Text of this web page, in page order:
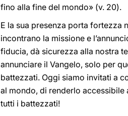
fino alla fine del mondo» (v. 20).
E la sua presenza porta
incontrano la missione e
fiducia, dà sicurezza alla nostra
annunciare il Vangelo, solo per
battezzati. Oggi siamo invitati a
al mondo, di renderlo accessibile
tutti i battezzati!